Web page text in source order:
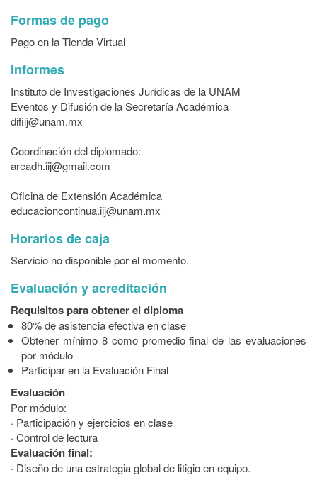
Formas de pago
Pago en la Tienda Virtual
Informes
Instituto de Investigaciones Jurídicas de la UNAM
Eventos y Difusión de la Secretaría Académica
difiij@unam.mx
Coordinación del diplomado:
areadh.iij@gmail.com
Oficina de Extensión Académica
educacioncontinua.iij@unam.mx
Horarios de caja
Servicio no disponible por el momento.
Evaluación y acreditación
Requisitos para obtener el diploma
80% de asistencia efectiva en clase
Obtener mínimo 8 como promedio final de las evaluaciones
por módulo
Participar en la Evaluación Final
Evaluación
Por módulo:
· Participación y ejercicios en clase
· Control de lectura
Evaluación final:
· Diseño de una estrategia global de litigio en equipo.